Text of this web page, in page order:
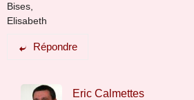
Bises,
Elisabeth
Répondre
Eric Calmettes